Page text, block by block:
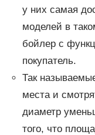
у них самая
моделей в
бойлер с
покупатель.
Так
места и
диаметр
того, что